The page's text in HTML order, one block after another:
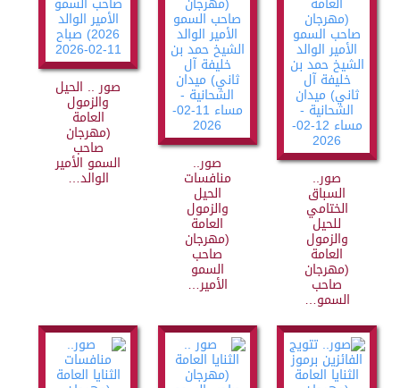
صور..
السباق
الختامي
للحيل
والزمول
العامة
(مهرجان
صاحب
السمو…
صور..
منافسات
الحيل
والزمول
العامة
(مهرجان
صاحب
السمو
الأمير…
صور .. الحيل
والزمول
العامة
(مهرجان
صاحب
السمو الأمير
الوالد…